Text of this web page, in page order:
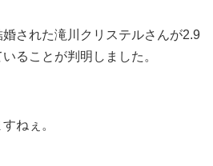
された滝川クリステルさんが2.9
ることが判明しました。
ねぇ。